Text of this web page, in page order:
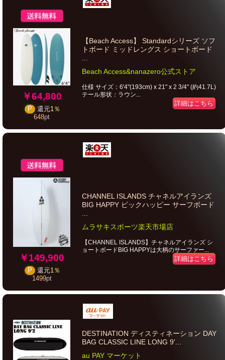
￥64,800
P 還元1％
648pt
【Beach Access】 Standardシリーズ ソフ
トボード ミッドレングス ショートボード
Beach Access&nanazero公式ストア
仕様 サイズ：6'4"(193cm) x 21" x 2 3/4" (約41.7L)
テール形状：ラウン...
詳細はこちら
￥149,900
P 還元1％
1499pt
CHANNEL ISLANDS チャネルアイランズ
BIG HAPPY ビックハッピー サーフボード
ムラサキスポーツ楽天市場店
【CHANNEL ISLANDS】チャネルアイランズ シ
ョートボードBIG HAPPYは大柄のサーファー...
詳細はこちら
DESTINATION ディスティネーション DAY
BAG CLASSIC LINE LONG 9'...
au PAY マーケット